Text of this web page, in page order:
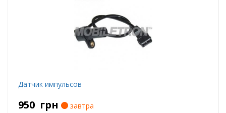
Датчик импульсов
950 грн
завтра